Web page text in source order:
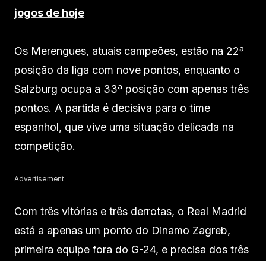
jogos de hoje
Os Merengues, atuais campeões, estão na 22ª
posição da liga com nove pontos, enquanto o
Salzburg ocupa a 33ª posição com apenas três
pontos. A partida é decisiva para o time
espanhol, que vive uma situação delicada na
competição.
Advertisement
Com três vitórias e três derrotas, o Real Madrid
está a apenas um ponto do Dinamo Zagreb,
primeira equipe fora do G-24, e precisa dos três